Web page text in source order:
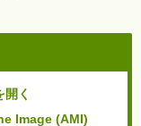
く
Image (AMI)